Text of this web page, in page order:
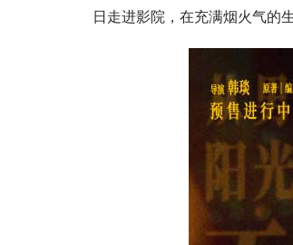
日走进影院，在充满烟火气的